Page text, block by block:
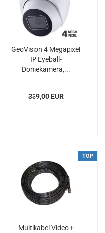
GeoVision 4 Megapixel
IP Eyeball-
Domekamera,...
339,00 EUR
TOP
Multikabel Video +